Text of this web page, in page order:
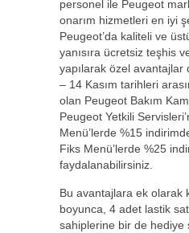
personel ile Peugeot
onarım hizmetleri en iyi
Peugeot’da kaliteli ve
yanısıra ücretsiz teşhis
yapılarak özel avantajlar
– 14 Kasım tarihleri
olan Peugeot Bakım
Peugeot Yetkili
Menü’lerde %15
Fiks Menü’lerde %25
faydalanabilirsiniz.
Bu avantajlara ek olarak
boyunca, 4 adet lastik
sahiplerine bir de hediye